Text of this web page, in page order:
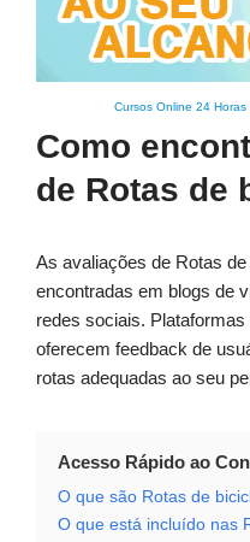
Cursos Online 24 Horas
Como
de Rotas de
As avaliações de Rotas
encontradas em blogs de
redes sociais.
oferecem feedback de
rotas adequadas ao seu
Acesso Rápido ao
O que são Rotas de
O que está incluído nas